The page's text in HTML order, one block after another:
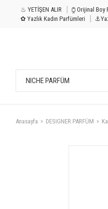
♨ YETİŞEN ALIR ⧮ Orijinal Boy
✿ Yazlık Kadın Parfümleri
NICHE PARFÜM
Anasayfa DESIGNER PARFÜM